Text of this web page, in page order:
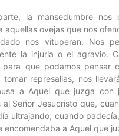
la mansedumbre nos
aquellas ovejas que nos
nos vituperan. Nos
la injuria o el agravio.
para que podamos pensar
tomar represalias, nos
a Aquel que juzga con
al Señor Jesucristo que,
ultrajando; cuando
encomendaba a Aquel que